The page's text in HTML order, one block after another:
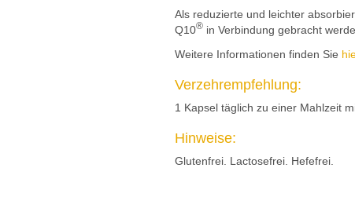
Als reduzierte und leichter
Q10® in Verbindung gebracht
Weitere Informationen finden Sie
Verzehrempfehlung:
1 Kapsel täglich zu einer Mahlzeit
Hinweise:
Glutenfrei. Lactosefrei. Hefefrei.